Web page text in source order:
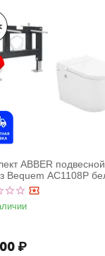
ABBER подвесной
Bequem AC1108P
смывом с
AC0101P
₽